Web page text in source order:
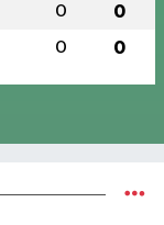
0 0
0 0